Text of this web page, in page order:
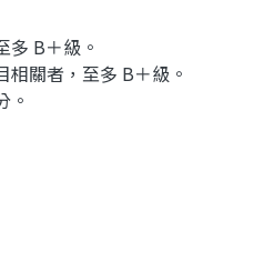
多 B＋級。
關者，至多 B＋級。
。